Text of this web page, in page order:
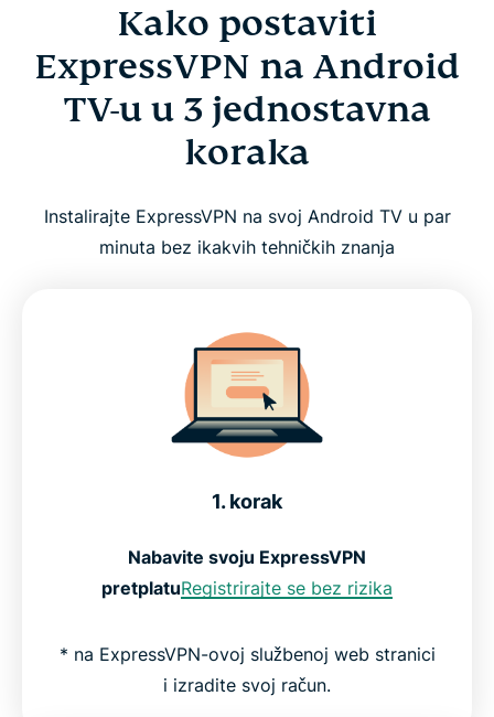
Kako postaviti
ExpressVPN na Android
TV-u u 3 jednostavna
koraka
Instalirajte ExpressVPN na svoj Android TV u par
minuta bez ikakvih tehničkih znanja
1. korak
Nabavite svoju ExpressVPN
pretplatuRegistrirajte se bez rizika
* na ExpressVPN-ovoj službenoj web stranici
i izradite svoj račun.